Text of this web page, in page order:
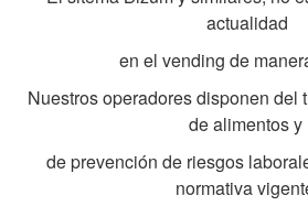
actualidad
en el vending de
Nuestros operadores disponen del
de alimentos y
de prevención de riesgos
normativa